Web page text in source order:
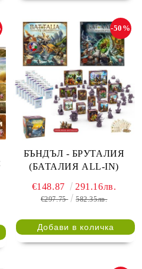
БЪНДЪЛ - БРУТАЛИЯ
(БАТАЛИЯ ALL-IN)
-50%
€148.87 291.16лв.
€297.75 582.35лв.